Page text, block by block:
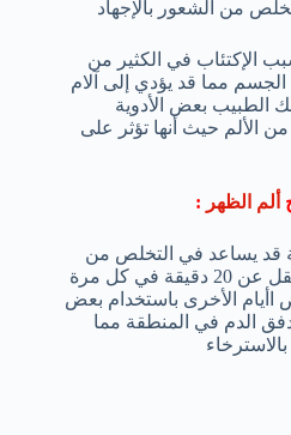
من الشعور بالإجهاد
الإكتئاب في الكثير من
مما قد يؤدي إلى آلام
الطبيب بعض الأدوية
الألم حيث أنها تؤثر على
ألم الظهر :
قد يساعد في التخلص من
الإلتهابات كل بضعة أيام لمدة لا تقل عن 20 دقيقة في كل مرة
الأخرى باستخدام بعض
الدم في المنطقة مما